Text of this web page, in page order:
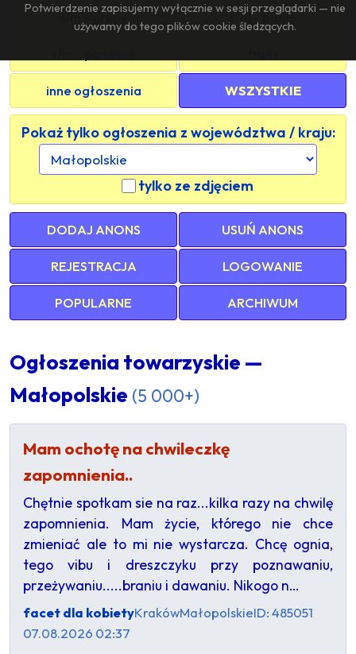
Potwierdzenie zapisujemy wyłącznie w sesji przeglądarki — nie
używamy do tego plików cookie śledzących.
s/m - grupy s/m - panie
inne ogłoszenia WSZYSTKIE
Pokaż tylko ogłoszenia z województwa / kraju:
tylko ze zdjęciem
DODAJ ANONS USUŃ ANONS
REJESTRACJA LOGOWANIE
POPULARNE ARCHIWUM
Ogłoszenia towarzyskie —
Małopolskie (5 000+)
Mam ochotę na chwileczkę
zapomnienia..
Chętnie spotkam sie na raz...kilka razy na chwilę
zapomnienia. Mam życie, którego nie chce
zmieniać ale to mi nie wystarcza. Chcę ognia,
tego vibu i dreszczyku przy poznawaniu,
przeżywaniu.....braniu i dawaniu. Nikogo n…
facet dla kobietyKrakówMałopolskieID: 485051
07.08.2026 02:37